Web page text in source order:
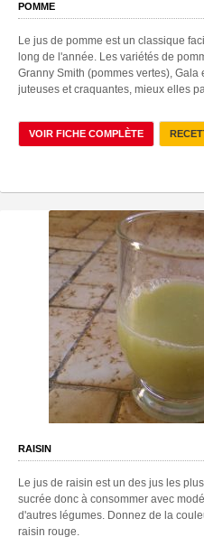
POMME
Le jus de pomme est un classique
long de l'année. Les variétés de
Granny Smith (pommes vertes),
juteuses et craquantes, mieux elles
VOIR FICHE COMPLÈTE
RAISIN
Le jus de raisin est un des jus les
sucrée donc à consommer avec
d'autres légumes. Donnez de la
raisin rouge.